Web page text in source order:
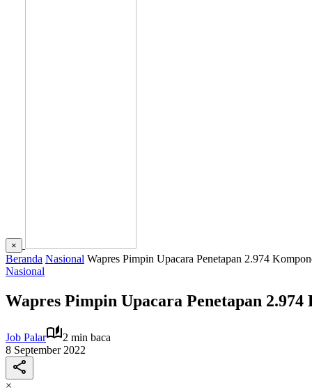
×
Beranda Nasional Wapres Pimpin Upacara Penetapan 2.974
Nasional
Wapres Pimpin Upacara Penetapan 2.974
Job Palar
2 min baca
8 September 2022
×